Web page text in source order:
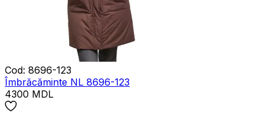
Cod: 8696-123
Îmbrăcăminte NL 8696-123
4300 MDL